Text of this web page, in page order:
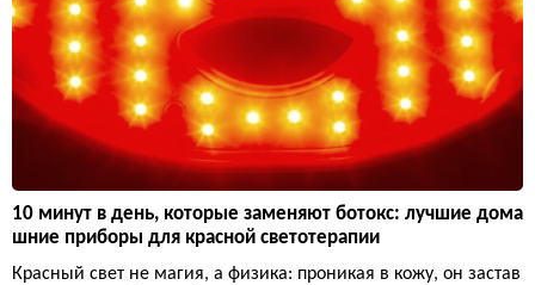
10 минут в день, которые заменяют ботокс: лучшие дома
шние приборы для красной светотерапии
Красный свет не магия, а физика: проникая в кожу, он застав